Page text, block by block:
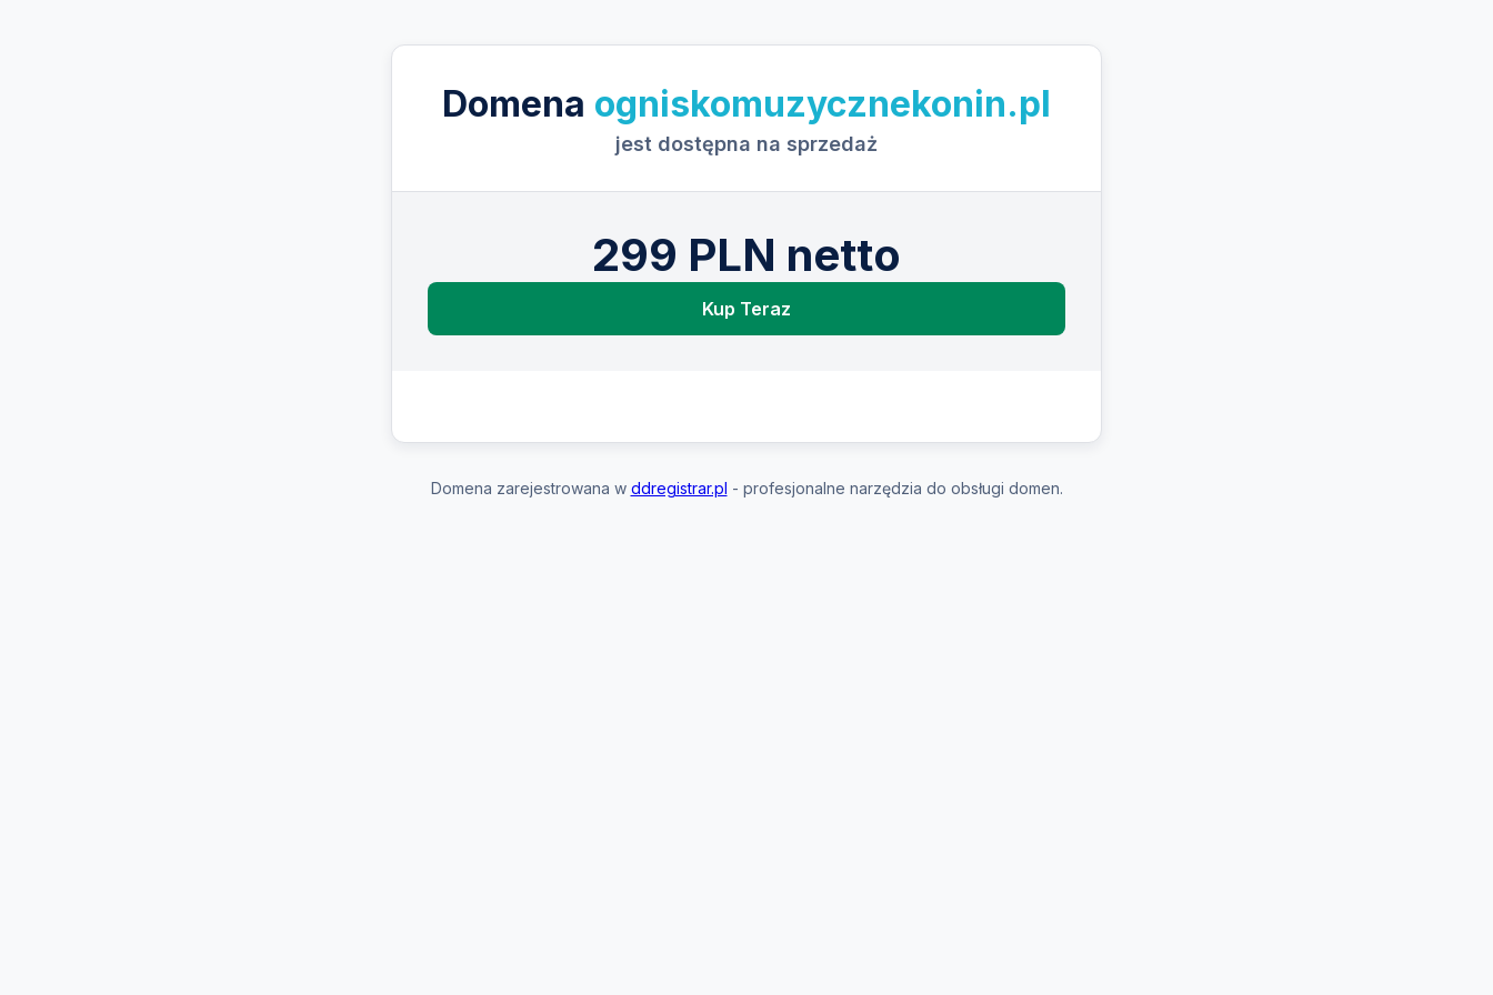
Domena ogniskomuzycznekonin.pl
jest dostępna na sprzedaż
299 PLN netto
Kup Teraz
Domena zarejestrowana w ddregistrar.pl - profesjonalne narzędzia do obsługi domen.